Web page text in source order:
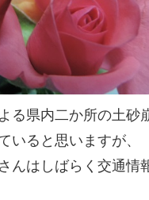
る県内二か所の土砂
いると思いますが、
んはしばらく交通情